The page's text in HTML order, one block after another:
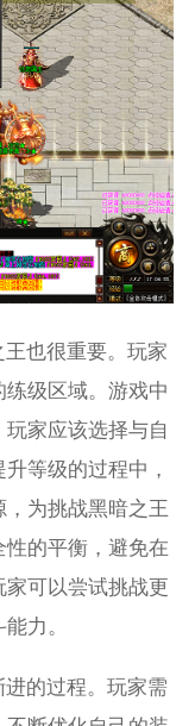
也很重要。玩家
级区域。游戏中
家应该选择与自
等级的过程中，
为挑战黑暗之王
的平衡，避免在
可以尝试挑战更
力。
的过程。玩家需